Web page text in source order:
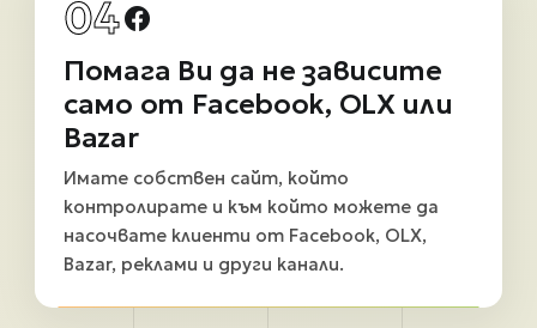
04
Помага Ви да не зависите
само от Facebook, OLX или
Bazar
Имате собствен сайт, който
контролирате и към който можете да
насочвате клиенти от Facebook, OLX,
Bazar, реклами и други канали.